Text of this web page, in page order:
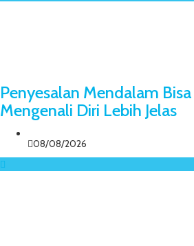
Penyesalan Mendalam
Mengenali Diri Lebih Jelas
08/08/2026